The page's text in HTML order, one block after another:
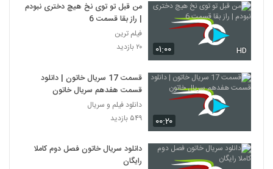
۰۱:۰۰ HD
من قبل تو توی نخ هیچ دختری نبودم
| راز بقا قسمت 6
فیلم ترین
۲۰ بازدید
۰۰:۲۰
قسمت 17 سریال خاتون | دانلود
قسمت هفدهم سریال خاتون
دانلود فیلم و سریال
۵۴۹ بازدید
دانلود سریال خاتون فصل دوم کاملا
رایگان